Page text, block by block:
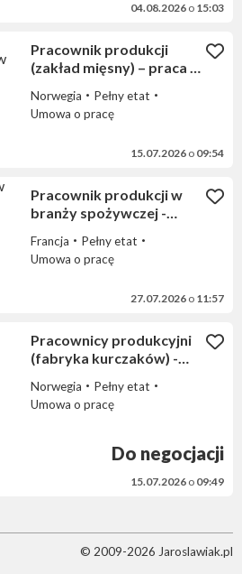
04.08.2026 o 15:03
Pracownik produkcji
(zakład mięsny) – praca w
Norwegia
Pełny etat
Umowa o pracę
15.07.2026 o 09:54
Pracownik produkcji w
branży spożywczej -
Francja
Pełny etat
Umowa o pracę
27.07.2026 o 11:57
Pracownicy produkcyjni
(fabryka kurczaków) -
Norwegia
Pełny etat
Umowa o pracę
Do negocjacji
15.07.2026 o 09:49
© 2009-2026 Jaroslawiak.pl